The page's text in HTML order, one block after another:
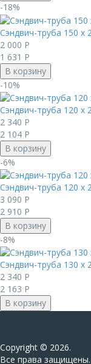
-18%
Сэндвич-труба 150 х
2 000 Р
1 631 Р
В корзину
-10%
Сэндвич-труба 120 х
2 340 Р
2 104 Р
В корзину
-6%
Сэндвич-труба 120 х
3 090 Р
2 910 Р
В корзину
-8%
Сэндвич-труба 130 х
2 340 Р
2 163 Р
В корзину
Сopyright © 2026.
Все права защищены.